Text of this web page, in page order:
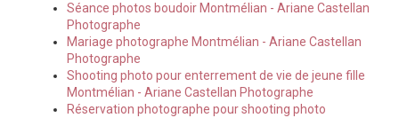
Séance photos boudoir Montmélian - Ariane Castellan
Photographe
Mariage photographe Montmélian - Ariane Castellan
Photographe
Shooting photo pour enterrement de vie de jeune fille
Montmélian - Ariane Castellan Photographe
Réservation photographe pour shooting photo